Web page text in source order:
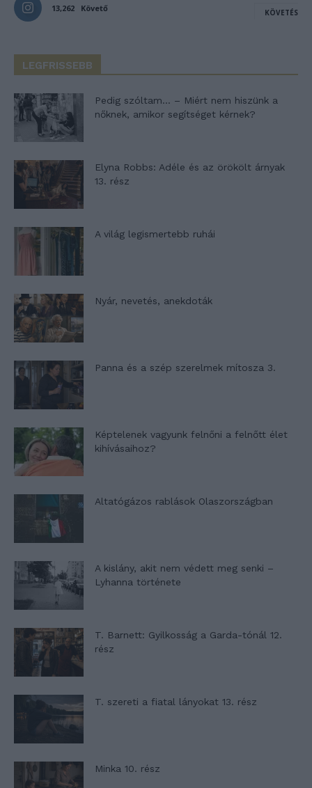
13,262 Követő KÖVETÉS
LEGFRISSEBB
Pedig szóltam… – Miért nem hiszünk a
nőknek, amikor segítséget kérnek?
Elyna Robbs: Adéle és az örökölt árnyak
13. rész
A világ legismertebb ruhái
Nyár, nevetés, anekdoták
Panna és a szép szerelmek mítosza 3.
Képtelenek vagyunk felnőni a felnőtt élet
kihívásaihoz?
Altatógázos rablások Olaszországban
A kislány, akit nem védett meg senki –
Lyhanna története
T. Barnett: Gyilkosság a Garda-tónál 12.
rész
T. szereti a fiatal lányokat 13. rész
Minka 10. rész